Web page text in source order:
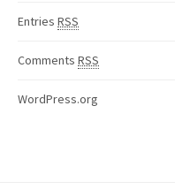
Entries RSS
Comments RSS
WordPress.org